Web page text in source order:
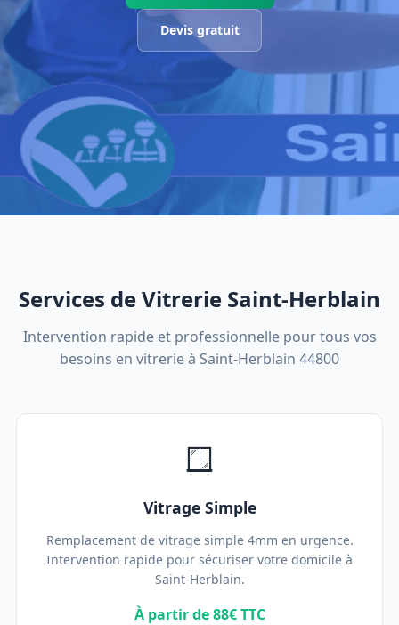
Devis gratuit
Services de Vitrerie Saint-Herblain
Intervention rapide et professionnelle pour tous vos
besoins en vitrerie à Saint-Herblain 44800
🪟
Vitrage Simple
Remplacement de vitrage simple 4mm en urgence.
Intervention rapide pour sécuriser votre domicile à
Saint-Herblain.
À partir de 88€ TTC